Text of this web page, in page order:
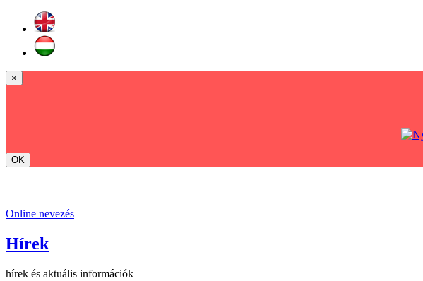
×
OK
Online nevezés
Hírek
hírek és aktuális információk